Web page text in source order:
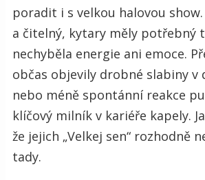
poradit i s velkou halovou
a čitelný, kytary měly potřebný
nechyběla energie ani emoce.
občas objevily drobné slabiny
nebo méně spontánní reakce
klíčový milník v kariéře kapely.
že jejich „Velkej sen“ rozhodně
tady.